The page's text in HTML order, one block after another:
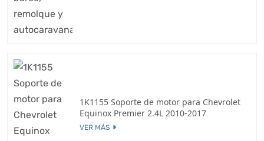
1K1155 Soporte de motor para Chevrolet
Equinox Premier 2.4L 2010-2017
VER MÁS